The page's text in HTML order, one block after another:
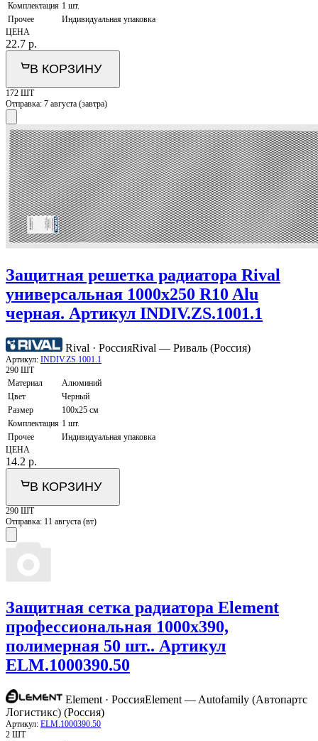
Комплектация 1 шт.
Прочее
Индивидуальная упаковка
ЦЕНА
22.7 р.
В КОРЗИНУ
172 ШТ
Отправка: 7 августа (завтра)
Защитная решетка радиатора Rival
универсальная 1000х250 R10 Alu
черная. Артикул INDIV.ZS.1001.1
Rival · РоссияRival — Риваль (Россия)
Артикул: INDIV.ZS.1001.1
290 ШТ
Материал
Алюминий
Цвет
Черный
Размер
100х25 см
Комплектация 1 шт.
Прочее
Индивидуальная упаковка
ЦЕНА
14.2 р.
В КОРЗИНУ
290 ШТ
Отправка: 11 августа (вт)
Защитная сетка радиатора Element
профессиональная 1000х390,
полимерная 50 шт.. Артикул
ELM.1000390.50
Element · РоссияElement — Autofamily (Автопартс
Логистикс) (Россия)
Артикул: ELM.1000390.50
2 ШТ